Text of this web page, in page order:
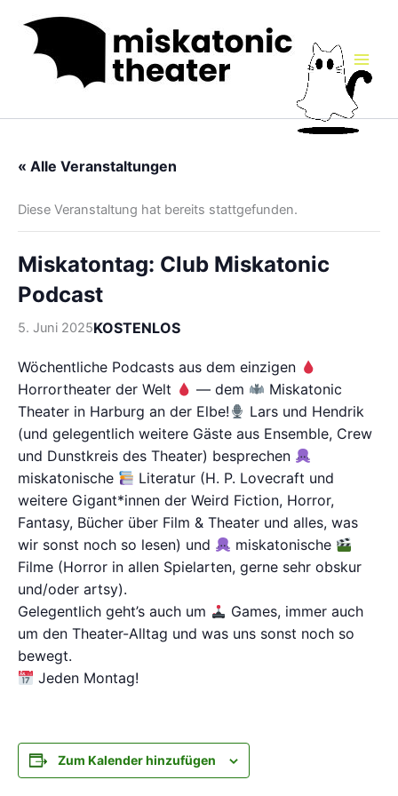
Inhalt
springen
« Alle Veranstaltungen
Diese Veranstaltung hat bereits stattgefunden.
Miskatontag: Club Miskatonic
Podcast
5. Juni 2025KOSTENLOS
Wöchentliche Podcasts aus dem einzigen
Horrortheater der Welt
— dem
Miskatonic
Theater in Harburg an der Elbe!
Lars und Hendrik
(und gelegentlich weitere Gäste aus Ensemble, Crew
und Dunstkreis des Theater) besprechen
miskatonische
Literatur (H. P. Lovecraft und
weitere Gigant*innen der Weird Fiction, Horror,
Fantasy, Bücher über Film & Theater und alles, was
wir sonst noch so lesen) und
miskatonische
Filme (Horror in allen Spielarten, gerne sehr obskur
und/oder artsy).
Gelegentlich geht’s auch um
Games, immer auch
um den Theater-Alltag und was uns sonst noch so
bewegt.
Jeden Montag!
Zum Kalender hinzufügen